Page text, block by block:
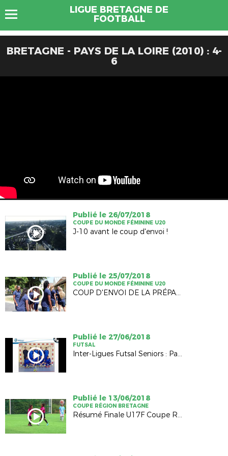
LIGUE BRETAGNE DE
FOOTBALL
BRETAGNE - PAYS DE LA LOIRE (2010) : 4-
6
Publié le 26/07/2018
COUPE DU MONDE FÉMININE U20
J-10 avant le coup d'envoi !
Publié le 25/07/2018
COUPE DU MONDE FÉMININE U20
COUP D'ENVOI DE LA PRÉPARATION AU MONDIAL
Publié le 27/06/2018
FUTSAL
Inter-Ligues Futsal Seniors : Pays de la Loire / Bretagne (2-4)
Publié le 13/06/2018
COUPE RÉGION BRETAGNE
Résumé Finale U17F Coupe Région Bretagne 2018